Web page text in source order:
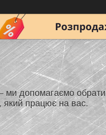
ми допомагаємо обрати
який працює на вас.